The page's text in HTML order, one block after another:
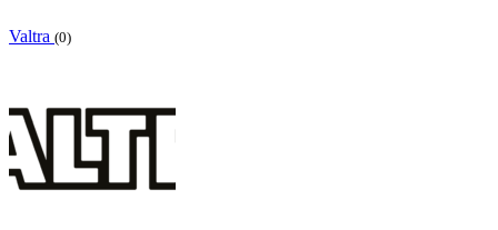
Valtra (0)